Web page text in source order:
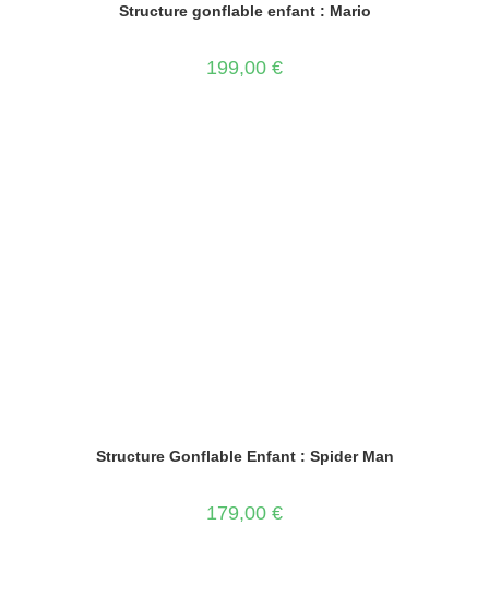
Structure gonflable enfant : Mario
199,00 €
Structure Gonflable Enfant : Spider Man
179,00 €